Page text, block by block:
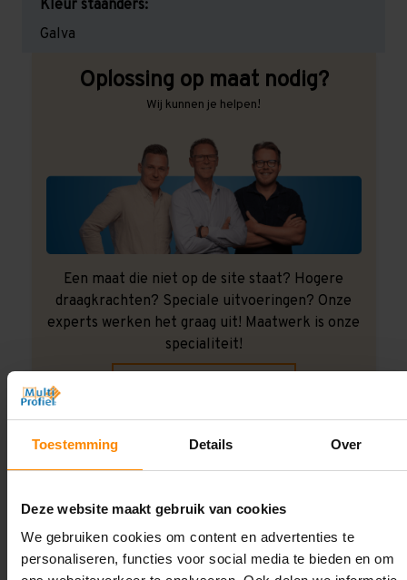
Toestemming Details Over
Deze website maakt gebruik van cookies
We gebruiken cookies om content en advertenties te
personaliseren, functies voor social media te bieden en om
Kleur staanders:
Galva
Oplossing op maat nodig?
Wij kunnen je helpen!
Een maat die niet op de site staat? Hogere
draagkrachten? Speciale uitvoeringen? Onze
experts werken het graag uit! Maatwerk is onze
specialiteit!
Montage uitbesteden?